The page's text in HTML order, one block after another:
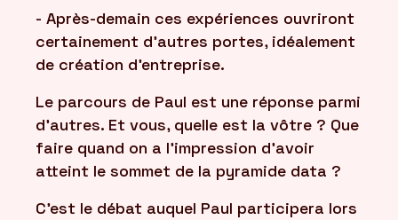
- Après-demain ces expériences ouvriront
certainement d'autres portes, idéalement
de création d'entreprise.
Le parcours de Paul est une réponse parmi
d'autres. Et vous, quelle est la vôtre ? Que
faire quand on a l'impression d'avoir
atteint le sommet de la pyramide data ?
C'est le débat auquel Paul participera lors